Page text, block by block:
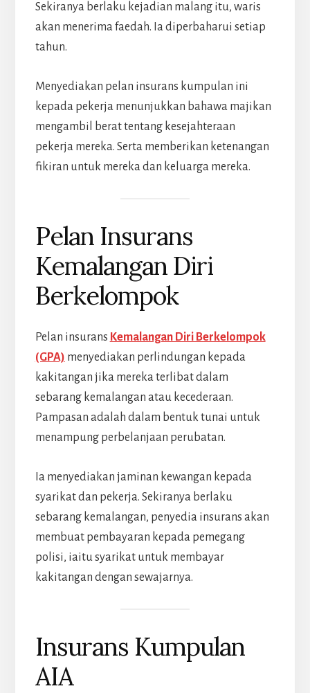
Sekiranya berlaku kejadian malang itu, waris
akan menerima faedah. Ia diperbaharui setiap
tahun.
Menyediakan pelan insurans kumpulan ini
kepada pekerja menunjukkan bahawa majikan
mengambil berat tentang kesejahteraan
pekerja mereka. Serta memberikan ketenangan
fikiran untuk mereka dan keluarga mereka.
Pelan Insurans
Kemalangan Diri
Berkelompok
Pelan insurans Kemalangan Diri Berkelompok
(GPA) menyediakan perlindungan kepada
kakitangan jika mereka terlibat dalam
sebarang kemalangan atau kecederaan.
Pampasan adalah dalam bentuk tunai untuk
menampung perbelanjaan perubatan.
Ia menyediakan jaminan kewangan kepada
syarikat dan pekerja. Sekiranya berlaku
sebarang kemalangan, penyedia insurans akan
membuat pembayaran kepada pemegang
polisi, iaitu syarikat untuk membayar
kakitangan dengan sewajarnya.
Insurans Kumpulan
AIA